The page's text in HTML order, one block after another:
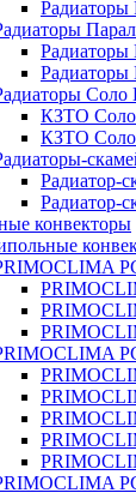
КЗТО Соло
КЗТО
Радиатор-
Радиатор-
конвекторы